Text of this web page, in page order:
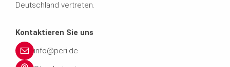
Deutschland vertreten.
Kontaktieren Sie uns
info@peri.de